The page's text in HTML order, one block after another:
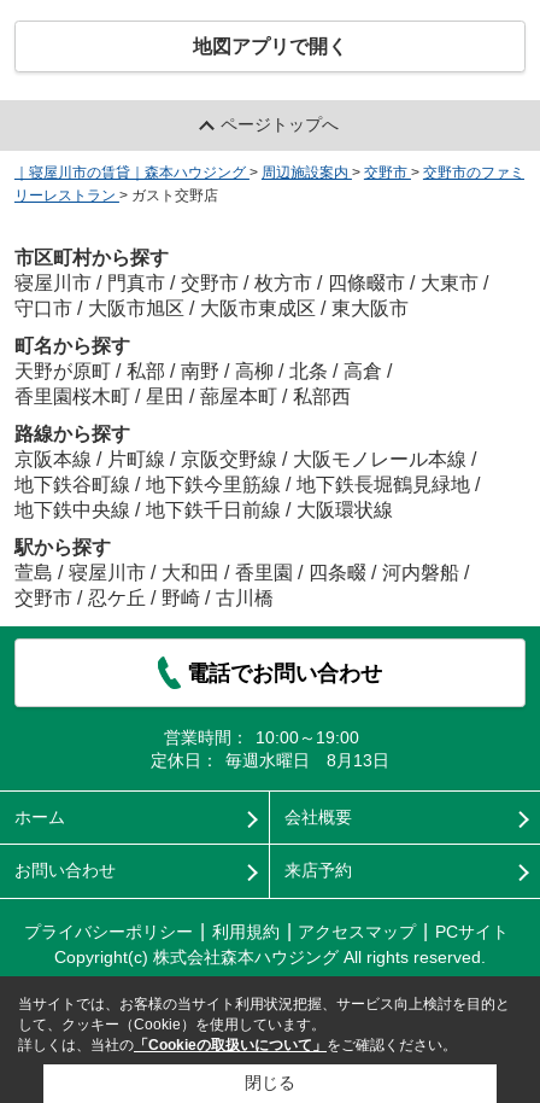
地図アプリで開く
ページトップへ
｜寝屋川市の賃貸｜森本ハウジング > 周辺施設案内 > 交野市 > 交野市のファミ
リーレストラン > ガスト交野店
市区町村から探す
寝屋川市 / 門真市 / 交野市 / 枚方市 / 四條畷市 / 大東市 /
守口市 / 大阪市旭区 / 大阪市東成区 / 東大阪市
町名から探す
天野が原町 / 私部 / 南野 / 高柳 / 北条 / 高倉 /
香里園桜木町 / 星田 / 蔀屋本町 / 私部西
路線から探す
京阪本線 / 片町線 / 京阪交野線 / 大阪モノレール本線 /
地下鉄谷町線 / 地下鉄今里筋線 / 地下鉄長堀鶴見緑地 /
地下鉄中央線 / 地下鉄千日前線 / 大阪環状線
駅から探す
萱島 / 寝屋川市 / 大和田 / 香里園 / 四条畷 / 河内磐船 /
交野市 / 忍ケ丘 / 野崎 / 古川橋
電話でお問い合わせ
営業時間：
10:00～19:00
定休日：
毎週水曜日 8月13日
ホーム 会社概要
お問い合わせ 来店予約
プライバシーポリシー 利用規約 アクセスマップ
PCサイト
Copyright(c) 株式会社森本ハウジング All rights reserved.
当サイトでは、お客様の当サイト利用状況把握、サービス向上検討を目的と
して、クッキー（Cookie）を使用しています。
詳しくは、当社の 「Cookieの取扱いについて」 をご確認ください。
閉じる